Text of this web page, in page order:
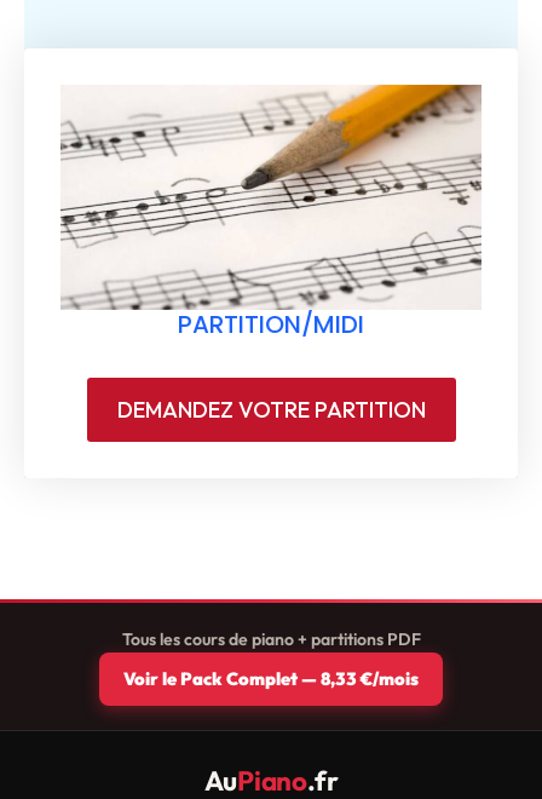
PARTITION/MIDI
DEMANDEZ VOTRE PARTITION
Tous les cours de piano + partitions PDF
Voir le Pack Complet — 8,33 €/mois
AuPiano.fr